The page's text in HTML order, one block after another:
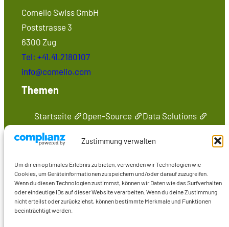
Zustimmung verwalten
Um dir ein optimales Erlebnis zu bieten, verwenden wir Technologien wie
Cookies, um Geräteinformationen zu speichern und/oder darauf zuzugreifen.
Wenn du diesen Technologien zustimmst, können wir Daten wie das Surfverhalten
oder eindeutige IDs auf dieser Website verarbeiten. Wenn du deine Zustimmung
nicht erteilst oder zurückziehst, können bestimmte Merkmale und Funktionen
beeinträchtigt werden.
Comelio Swiss GmbH
Poststrasse 3
6300 Zug
Tel: +41.41.2180107
info@comelio.com
Themen
Startseite Open-Source
Data Solutions
Präsenzen im Web
Marcus Wiederstein
Marco Skulschus
Seminare
Medien